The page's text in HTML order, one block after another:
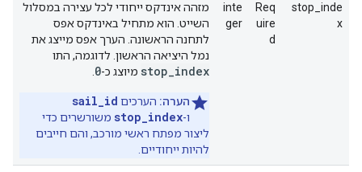
stop_inde
x
Req
uire
d
inte
ger
מזהה אינדקס ייחודי לכל עצירה במסלול
השייט. הוא מתחיל באינדקס אפס
לתחנה הראשונה. הערך אפס מייצג את
נמל היציאה הראשון. לדוגמה, התו
stop index מיוצג כ-0
הערה: הערכים sail_id
ו-stop_index משורשרים כדי
ליצור מפתח ראשי מורכב, והם חייבים
להיות ייחודיים.